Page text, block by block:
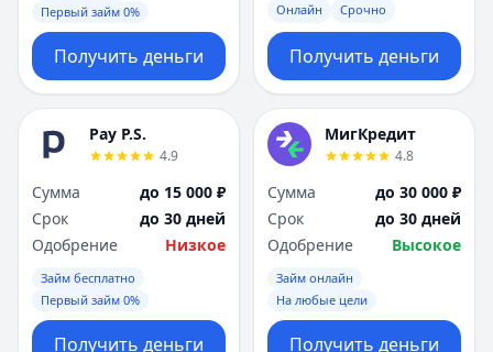
Первый займ 0%
Получить деньги
Онлайн Срочно
Получить деньги
Pay P.S.
4.9
Сумма
до 15 000 ₽
Срок
до 30 дней
Одобрение
Низкое
Займ бесплатно
Первый займ 0%
Получить деньги
МигКредит
4.8
Сумма
до 30 000 ₽
Срок
до 30 дней
Одобрение
Высокое
Займ онлайн
На любые цели
Получить деньги